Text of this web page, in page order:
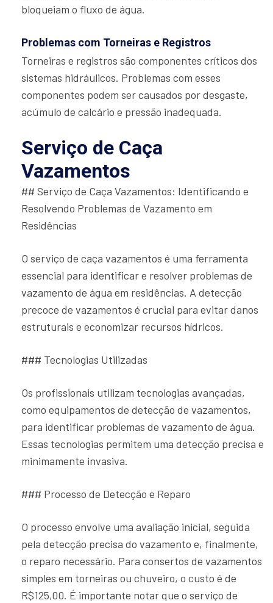
bloqueiam o fluxo de água.
Problemas com Torneiras e Registros
Torneiras e registros são componentes críticos dos
sistemas hidráulicos. Problemas com esses
componentes podem ser causados por desgaste,
acúmulo de calcário e pressão inadequada.
Serviço de Caça
Vazamentos
## Serviço de Caça Vazamentos: Identificando e
Resolvendo Problemas de Vazamento em
Residências
O serviço de caça vazamentos é uma ferramenta
essencial para identificar e resolver problemas de
vazamento de água em residências. A detecção
precoce de vazamentos é crucial para evitar danos
estruturais e economizar recursos hídricos.
### Tecnologias Utilizadas
Os profissionais utilizam tecnologias avançadas,
como equipamentos de detecção de vazamentos,
para identificar problemas de vazamento de água.
Essas tecnologias permitem uma detecção precisa e
minimamente invasiva.
### Processo de Detecção e Reparo
O processo envolve uma avaliação inicial, seguida
pela detecção precisa do vazamento e, finalmente,
o reparo necessário. Para consertos de vazamentos
simples em torneiras ou chuveiro, o custo é de
R$125,00. É importante notar que o serviço de